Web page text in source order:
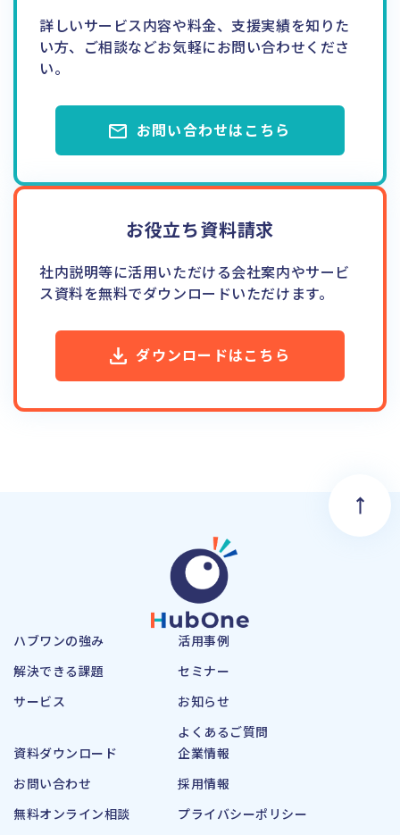
詳しいサービス内容や料金、支援実績を知りた
い方、ご相談などお気軽にお問い合わせくださ
い。
お問い合わせはこちら
お役立ち資料請求
社内説明等に活用いただける会社案内やサービ
ス資料を無料でダウンロードいただけます。
ダウンロードはこちら
ハブワンの強み
解決できる課題
サービス
活用事例
セミナー
お知らせ
よくあるご質問
資料ダウンロード
お問い合わせ
無料オンライン相談
企業情報
採用情報
プライバシーポリシー